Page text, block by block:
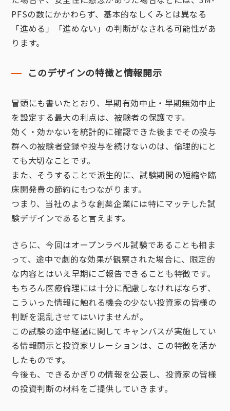
PFSの数にかかわらず、基本的なしくみとは異なる
「進める」「進めない」の判断がなされる可能性があ
ります。
このデザインの特徴と情報開示
冒頭にも書いたとおり、早期有効中止・早期無効中止
を設定する最大の利点は、被験者の保護です。
効く・効かないを統計的に確認できた後までその投与
群への被験者登録や投与を続けないのは、倫理的にと
ても大切なことです。
また、そうすることで派生的に、試験期間の短縮や臨
床開発費の節約にもつながります。
つまり、当社のような創薬企業には特にマッチした試
験デザインであると言えます。
さらに、今回はオープンラベル試験であることも相ま
って、途中で劇的な効果が観察された場合に、限定的
な内容とはいえ早期にご報告できることも特徴です。
もちろん医療倫理には十分に配慮しなければならず、
こういった情報に触れる機会の少ない投資家の皆様の
判断を混乱させてはいけませんが。
この試験の途中経過に関してキャンバスが実施してい
る情報開示と投資家リレーションは、この特徴を活か
したものです。
今後も、できるかぎりの情報を公表し、投資家の皆様
の投資判断の材料をご提供していきます。